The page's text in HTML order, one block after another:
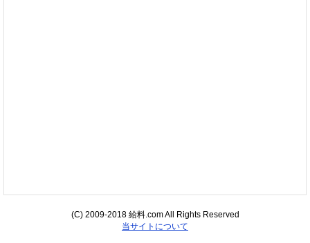
(C) 2009-2018 給料.com All Rights Reserved
当サイトについて